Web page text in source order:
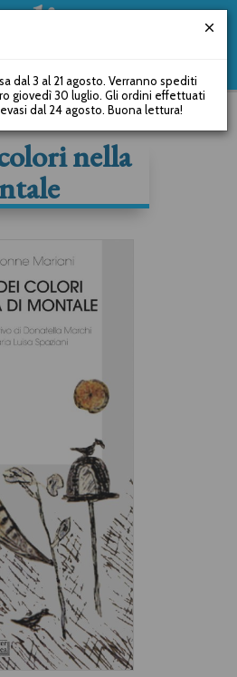
nella
dal 3 al 21 agosto. Verranno spediti
giovedì 30 luglio. Gli ordini effettuati
dal 24 agosto. Buona lettura!